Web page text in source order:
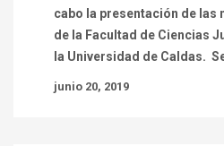
cabo la presentación de las
de la Facultad de Ciencias
la Universidad de Caldas.
junio 20, 2019